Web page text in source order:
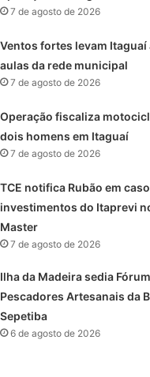
7 de agosto de 2026
Ventos fortes levam
aulas da rede municipal
7 de agosto de 2026
Operação fiscaliza
dois homens em Itaguaí
7 de agosto de 2026
TCE notifica Rubão em
investimentos do Itaprevi
Master
7 de agosto de 2026
Ilha da Madeira sedia
Pescadores Artesanais da
Sepetiba
6 de agosto de 2026